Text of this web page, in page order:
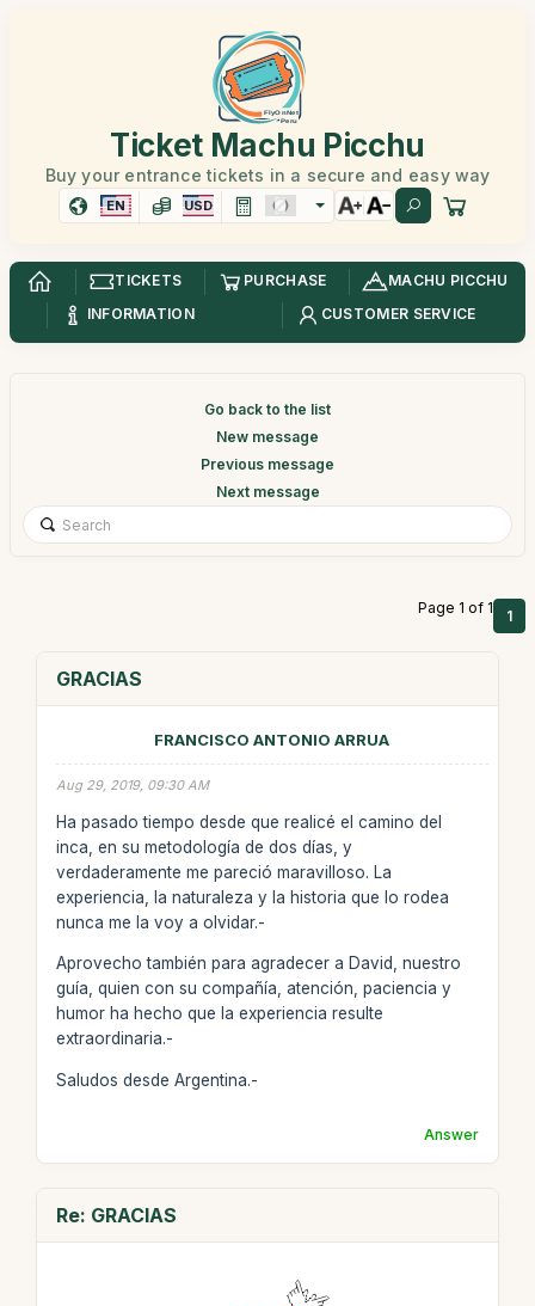
Ticket Machu Picchu
Buy your entrance tickets in a secure and easy way
EN USD
TICKETS PURCHASE
MACHU PICCHU
INFORMATION
CUSTOMER SERVICE
Go back to the list
New message
Previous message
Next message
Page 1 of 1 1
GRACIAS
FRANCISCO ANTONIO ARRUA
Aug 29, 2019, 09:30 AM
Ha pasado tiempo desde que realicé el camino del
inca, en su metodología de dos días, y
verdaderamente me pareció maravilloso. La
experiencia, la naturaleza y la historia que lo rodea
nunca me la voy a olvidar.-
Aprovecho también para agradecer a David, nuestro
guía, quien con su compañía, atención, paciencia y
humor ha hecho que la experiencia resulte
extraordinaria.-
Saludos desde Argentina.-
Answer
Re: GRACIAS